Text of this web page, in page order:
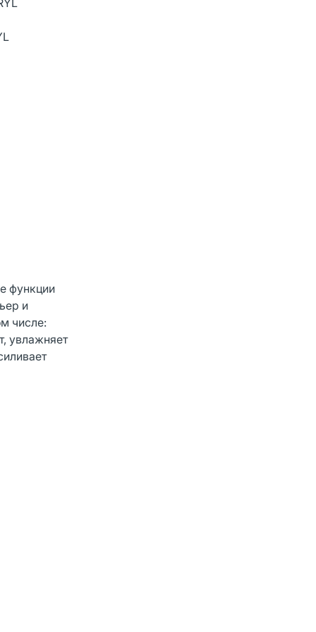
функции
и
числе:
увлажняет